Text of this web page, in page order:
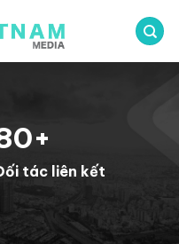
+
tác liên kết